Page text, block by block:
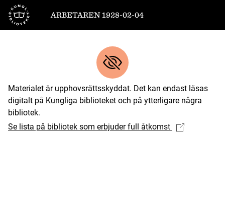
Till startsidan
ARBETAREN 1928-02-04
Materialet är upphovsrättsskyddat. Det kan endast läsas
digitalt på Kungliga biblioteket och på ytterligare några
bibliotek.
Se lista på bibliotek som erbjuder full åtkomst